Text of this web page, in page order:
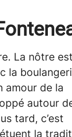
La nôtre
la
amour de la
autour
tard, c’est
la